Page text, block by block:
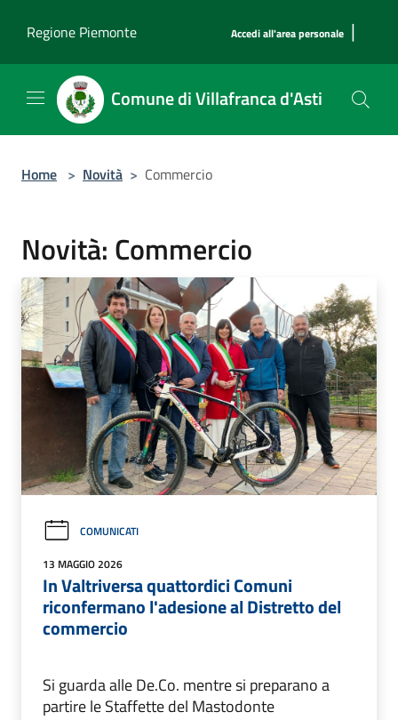
Regione Piemonte
Accedi all'area personale |
Comune di Villafranca d'Asti
Home > Novità > Commercio
Novità: Commercio
COMUNICATI
13 MAGGIO 2026
In Valtriversa quattordici Comuni
riconfermano l'adesione al Distretto del
commercio
Si guarda alle De.Co. mentre si preparano a
partire le Staffette del Mastodonte